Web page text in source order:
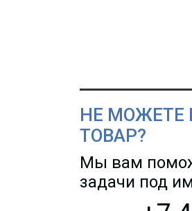
НЕ МОЖЕТЕ
ТОВАР?
Мы вам
задачи под